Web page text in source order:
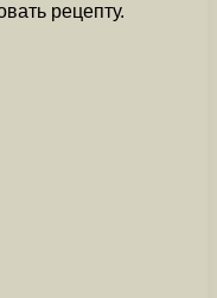
рецепту.